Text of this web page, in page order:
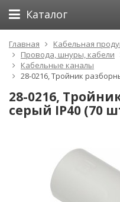
Каталог
Главная
Кабельная
Провода, шнуры, кабели
Кабельные каналы
28-0216, Тройник
28-0216,
серый IP40 (70